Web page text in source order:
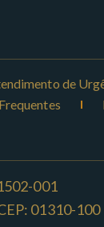
de
001
01310-100